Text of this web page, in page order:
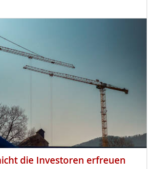
die Investoren erfreuen